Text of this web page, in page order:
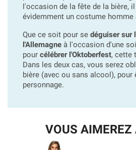
l'occasion de la fête de la bière,
évidemment un costume homme
Que ce soit pour se déguiser sur
l'Allemagne à l'occasion d'une
pour célébrer l'Oktoberfest, cette
Dans les deux cas, vous serez
bière (avec ou sans alcool), pour
personnage.
VOUS AIMEREZ